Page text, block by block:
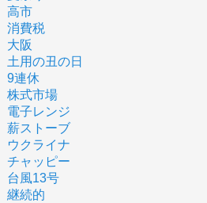
高市
消費税
大阪
土用の丑の日
9連休
株式市場
電子レンジ
薪ストーブ
ウクライナ
チャッピー
台風13号
継続的